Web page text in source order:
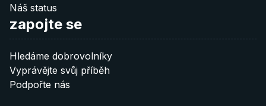
Donate 60 €
Poznámka: QR kódy fungují pouze pokud je
Náš status
zapojte se
Hledáme dobrovolníky
Vyprávějte svůj příběh
Podpořte nás